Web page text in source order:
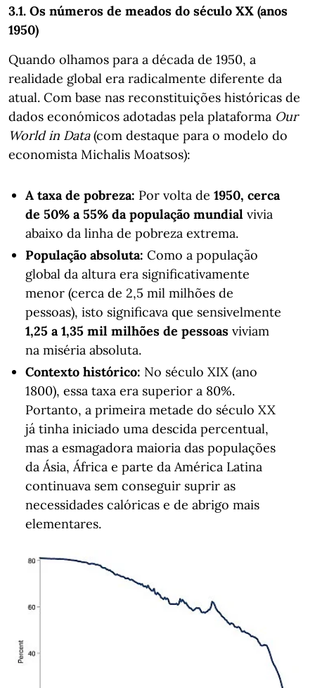
3.1. Os números de meados do século XX (anos
1950)
Quando olhamos para a década de 1950, a
realidade global era radicalmente diferente da
atual. Com base nas reconstituições históricas de
dados económicos adotadas pela plataforma Our
World in Data(com destaque para o modelo do
economista Michalis Moatsos):
A taxa de pobreza: Por volta de 1950, cerca
de 50% a 55% da população mundial vivia
abaixo da linha de pobreza extrema.
População absoluta: Como a população
global da altura era significativamente
menor (cerca de 2,5 mil milhões de
pessoas), isto significava que sensivelmente
1,25 a 1,35 mil milhões de pessoas viviam
na miséria absoluta.
Contexto histórico: No século XIX (ano
1800), essa taxa era superior a 80%.
Portanto, a primeira metade do século XX
já tinha iniciado uma descida percentual,
mas a esmagadora maioria das populações
da Ásia, África e parte da América Latina
continuava sem conseguir suprir as
necessidades calóricas e de abrigo mais
elementares.